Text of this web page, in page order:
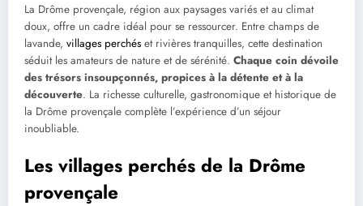
La Drôme provençale, région aux paysages variés et au climat
doux, offre un cadre idéal pour se ressourcer. Entre champs de
lavande, villages perchés et rivières tranquilles, cette destination
séduit les amateurs de nature et de sérénité. Chaque coin dévoile
des trésors insoupçonnés, propices à la détente et à la
découverte. La richesse culturelle, gastronomique et historique de
la Drôme provençale complète l’expérience d’un séjour
inoubliable.
Les villages perchés de la Drôme
provençale